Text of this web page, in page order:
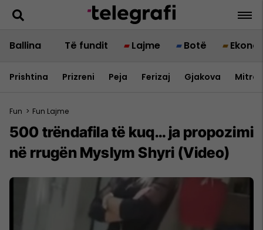
Ballina Të fundit Lajme Botë
Prishtina Prizreni Peja Ferizaj Gjakova
Fun > Fun Lajme
500 trëndafila të kuq… ja propozimi
në rrugën Myslym Shyri (Video)